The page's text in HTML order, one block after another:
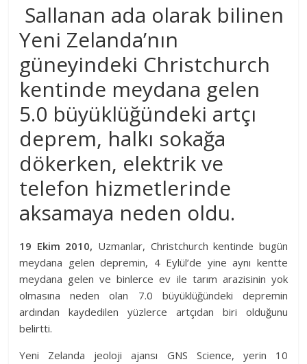
Sallanan ada olarak bilinen
Yeni Zelanda’nın
güneyindeki Christchurch
kentinde meydana gelen
5.0 büyüklüğündeki artçı
deprem, halkı sokağa
dökerken, elektrik ve
telefon hizmetlerinde
aksamaya neden oldu.
19 Ekim 2010, Uzmanlar, Christchurch kentinde bugün
meydana gelen depremin, 4 Eylül’de yine aynı kentte
meydana gelen ve binlerce ev ile tarım arazisinin yok
olmasına neden olan 7.0 büyüklüğündeki depremin
ardından kaydedilen yüzlerce artçıdan biri olduğunu
belirtti.
Yeni Zelanda jeoloji ajansı GNS Science, yerin 10